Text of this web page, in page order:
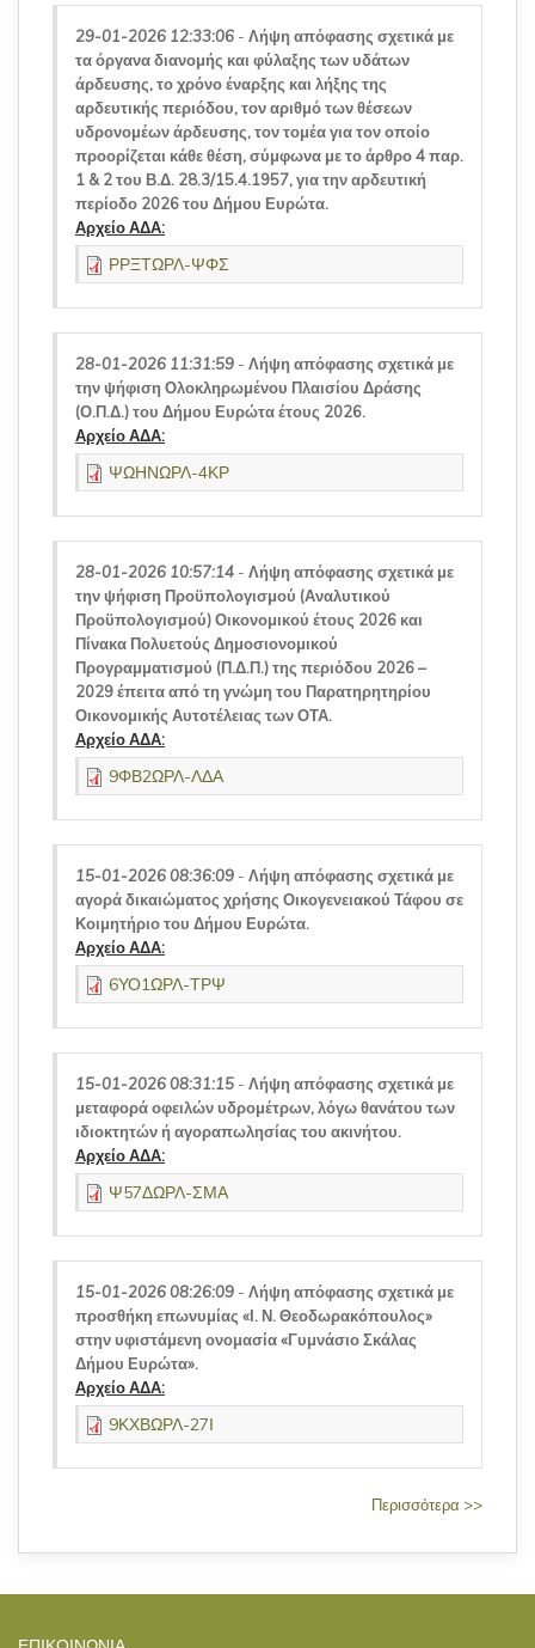
29-01-2026 12:33:06 - Λήψη απόφασης σχετικά με
τα όργανα διανομής και φύλαξης των υδάτων
άρδευσης, το χρόνο έναρξης και λήξης της
αρδευτικής περιόδου, τον αριθμό των θέσεων
υδρονομέων άρδευσης, τον τομέα για τον οποίο
προορίζεται κάθε θέση, σύμφωνα με το άρθρο 4 παρ.
1 & 2 του Β.Δ. 28.3/15.4.1957, για την αρδευτική
περίοδο 2026 του Δήμου Ευρώτα.
Αρχείο ΑΔΑ:
ΡΡΞΤΩΡΛ-ΨΦΣ
28-01-2026 11:31:59 - Λήψη απόφασης σχετικά με
την ψήφιση Ολοκληρωμένου Πλαισίου Δράσης
(Ο.Π.Δ.) του Δήμου Ευρώτα έτους 2026.
Αρχείο ΑΔΑ:
ΨΩΗΝΩΡΛ-4ΚΡ
28-01-2026 10:57:14 - Λήψη απόφασης σχετικά με
την ψήφιση Προϋπολογισμού (Αναλυτικού
Προϋπολογισμού) Οικονομικού έτους 2026 και
Πίνακα Πολυετούς Δημοσιονομικού
Προγραμματισμού (Π.Δ.Π.) της περιόδου 2026 –
2029 έπειτα από τη γνώμη του Παρατηρητηρίου
Οικονομικής Αυτοτέλειας των ΟΤΑ.
Αρχείο ΑΔΑ:
9ΦΒ2ΩΡΛ-ΛΔΑ
15-01-2026 08:36:09 - Λήψη απόφασης σχετικά με
αγορά δικαιώματος χρήσης Οικογενειακού Τάφου σε
Κοιμητήριο του Δήμου Ευρώτα.
Αρχείο ΑΔΑ:
6ΥΟ1ΩΡΛ-ΤΡΨ
15-01-2026 08:31:15 - Λήψη απόφασης σχετικά με
μεταφορά οφειλών υδρομέτρων, λόγω θανάτου των
ιδιοκτητών ή αγοραπωλησίας του ακινήτου.
Αρχείο ΑΔΑ:
Ψ57ΔΩΡΛ-ΣΜΑ
15-01-2026 08:26:09 - Λήψη απόφασης σχετικά με
προσθήκη επωνυμίας «Ι. Ν. Θεοδωρακόπουλος»
στην υφιστάμενη ονομασία «Γυμνάσιο Σκάλας
Δήμου Ευρώτα».
Αρχείο ΑΔΑ:
9ΚΧΒΩΡΛ-27Ι
Περισσότερα >>